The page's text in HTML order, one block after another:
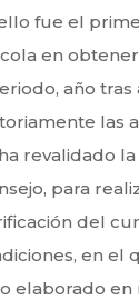
fue el
en
año tras
las
revalidado la
para
del
en el
elaborado en